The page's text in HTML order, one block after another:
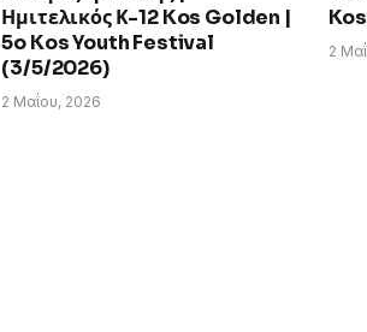
Ημιτελικός Κ-12 Kos Golden |
5o Kos Youth Festival
(3/5/2026)
2 Μαΐου, 2026
2